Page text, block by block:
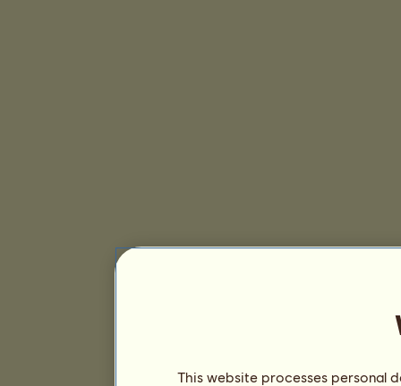
This website processes personal